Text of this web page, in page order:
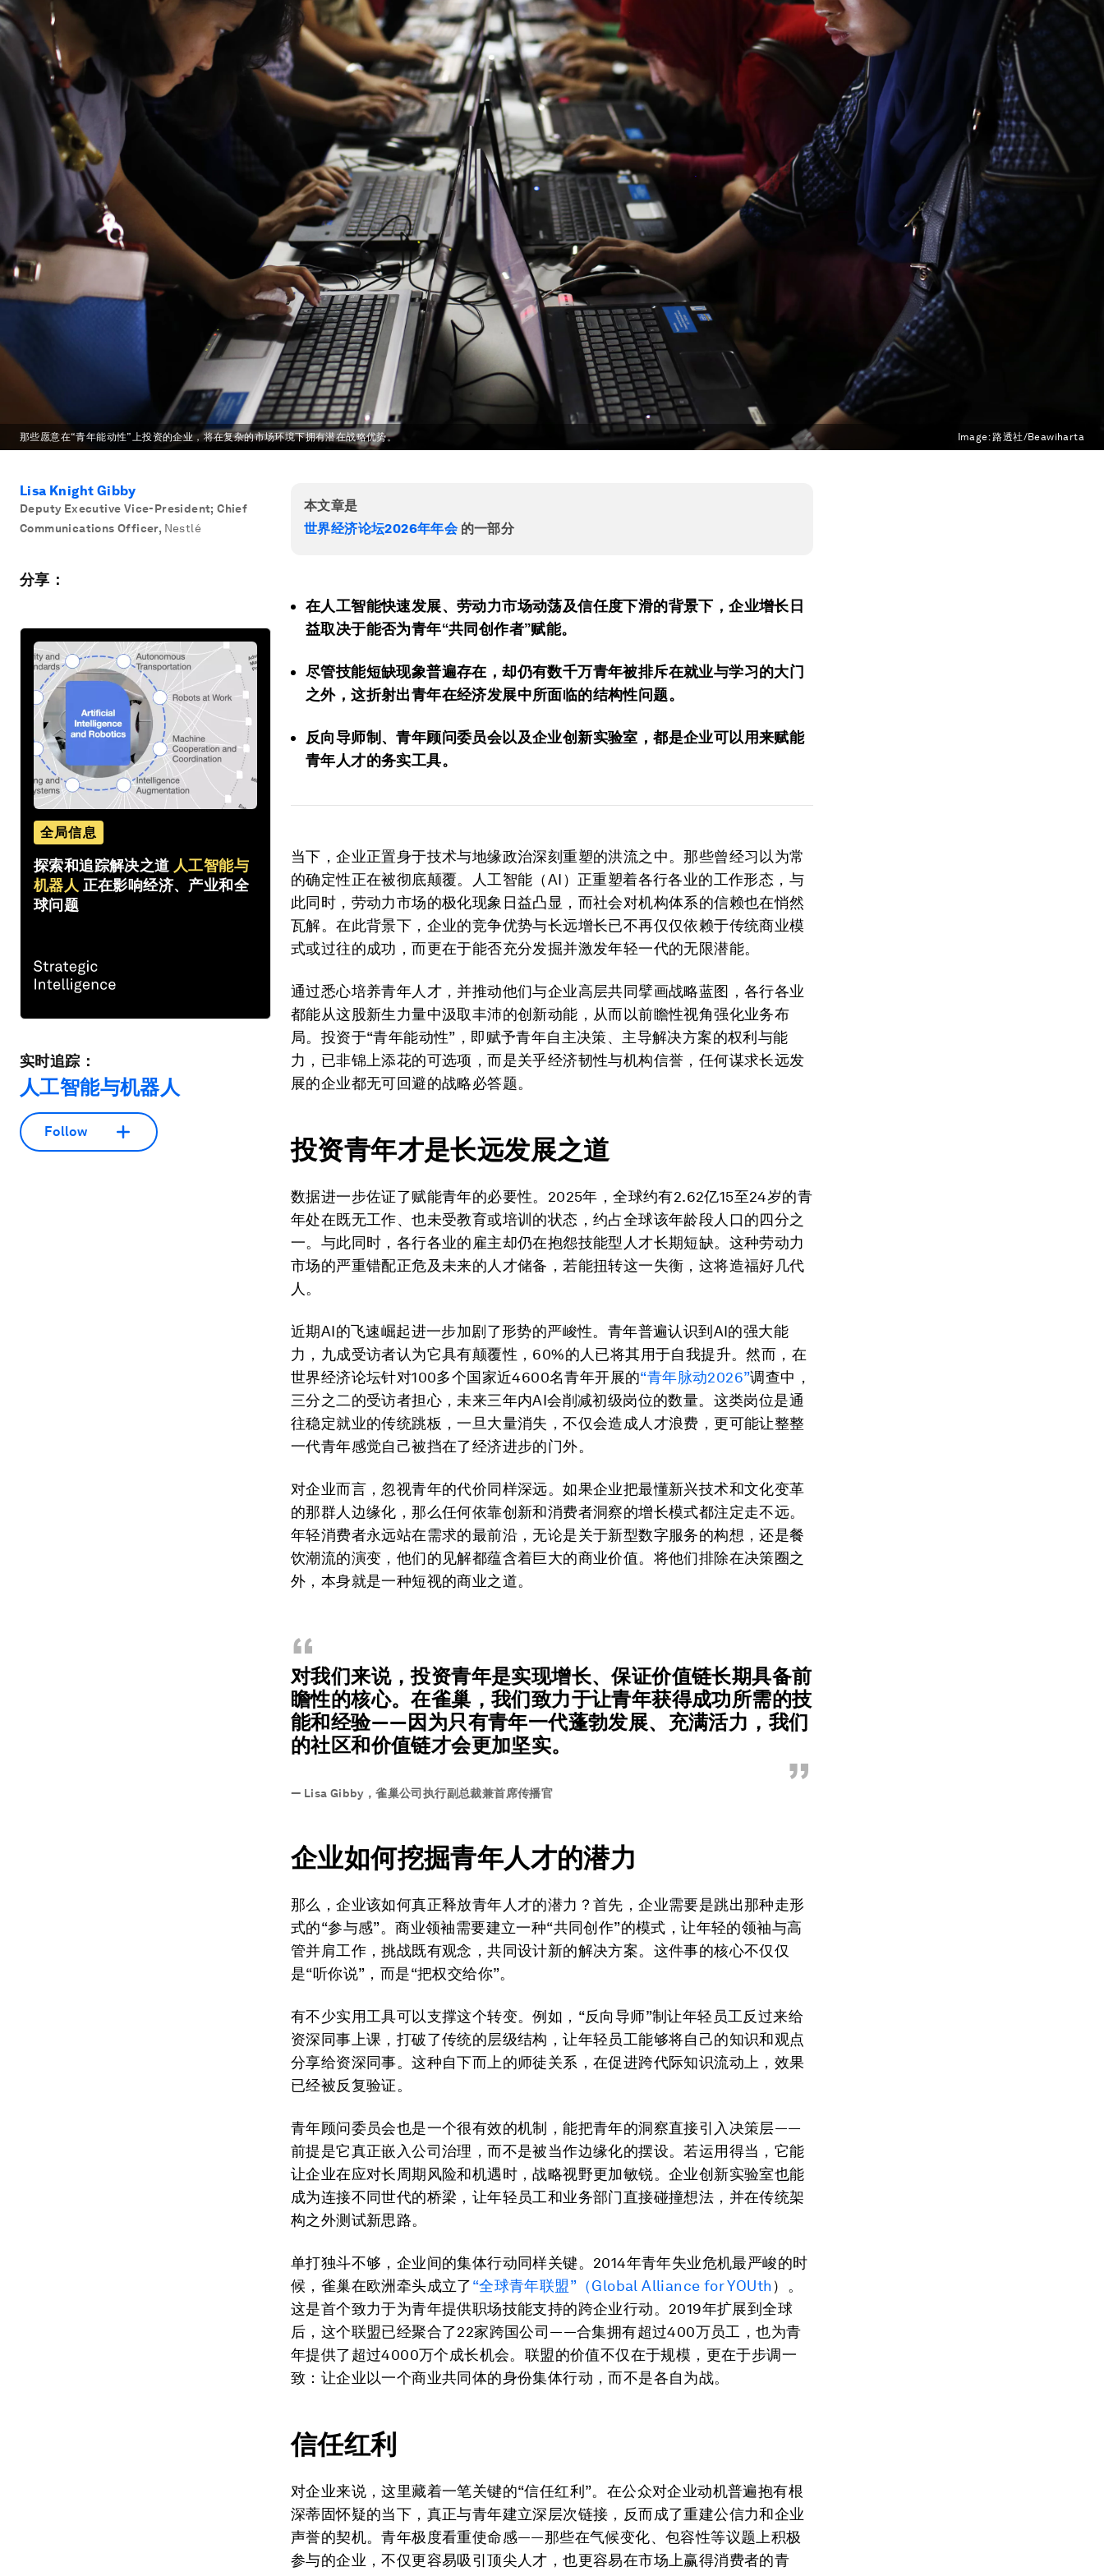
那些愿意在“青年能动性”上投资的企业，将在复杂的市场环境下拥有潜在战略优势。 Image:路透社/Beawiharta
Lisa Knight Gibby
Deputy Executive Vice-President; Chief
Communications Officer, Nestlé
分享：
全局信息
探索和追踪解决之道 人工智能与
机器人 正在影响经济、产业和全
球问题
实时追踪：
人工智能与机器人
Follow
本文章是
世界经济论坛2026年年会的一部分
在人工智能快速发展、劳动力市场动荡及信任度下滑的背景下，企业增长日
益取决于能否为青年“共同创作者”赋能。
尽管技能短缺现象普遍存在，却仍有数千万青年被排斥在就业与学习的大门
之外，这折射出青年在经济发展中所面临的结构性问题。
反向导师制、青年顾问委员会以及企业创新实验室，都是企业可以用来赋能
青年人才的务实工具。
当下，企业正置身于技术与地缘政治深刻重塑的洪流之中。那些曾经习以为常
的确定性正在被彻底颠覆。人工智能（AI）正重塑着各行各业的工作形态，与
此同时，劳动力市场的极化现象日益凸显，而社会对机构体系的信赖也在悄然
瓦解。在此背景下，企业的竞争优势与长远增长已不再仅仅依赖于传统商业模
式或过往的成功，而更在于能否充分发掘并激发年轻一代的无限潜能。
通过悉心培养青年人才，并推动他们与企业高层共同擘画战略蓝图，各行各业
都能从这股新生力量中汲取丰沛的创新动能，从而以前瞻性视角强化业务布
局。投资于“青年能动性”，即赋予青年自主决策、主导解决方案的权利与能
力，已非锦上添花的可选项，而是关乎经济韧性与机构信誉，任何谋求长远发
展的企业都无可回避的战略必答题。
投资青年才是长远发展之道
数据进一步佐证了赋能青年的必要性。2025年，全球约有2.62亿15至24岁的青
年处在既无工作、也未受教育或培训的状态，约占全球该年龄段人口的四分之
一。与此同时，各行各业的雇主却仍在抱怨技能型人才长期短缺。这种劳动力
市场的严重错配正危及未来的人才储备，若能扭转这一失衡，这将造福好几代
人。
近期AI的飞速崛起进一步加剧了形势的严峻性。青年普遍认识到AI的强大能
力，九成受访者认为它具有颠覆性，60%的人已将其用于自我提升。然而，在
世界经济论坛针对100多个国家近4600名青年开展的“青年脉动2026”调查中，
三分之二的受访者担心，未来三年内AI会削减初级岗位的数量。这类岗位是通
往稳定就业的传统跳板，一旦大量消失，不仅会造成人才浪费，更可能让整整
一代青年感觉自己被挡在了经济进步的门外。
对企业而言，忽视青年的代价同样深远。如果企业把最懂新兴技术和文化变革
的那群人边缘化，那么任何依靠创新和消费者洞察的增长模式都注定走不远。
年轻消费者永远站在需求的最前沿，无论是关于新型数字服务的构想，还是餐
饮潮流的演变，他们的见解都蕴含着巨大的商业价值。将他们排除在决策圈之
外，本身就是一种短视的商业之道。
“
对我们来说，投资青年是实现增长、保证价值链长期具备前
瞻性的核心。在雀巢，我们致力于让青年获得成功所需的技
能和经验——因为只有青年一代蓬勃发展、充满活力，我们
的社区和价值链才会更加坚实。
”
— Lisa Gibby，雀巢公司执行副总裁兼首席传播官
企业如何挖掘青年人才的潜力
那么，企业该如何真正释放青年人才的潜力？首先，企业需要是跳出那种走形
式的“参与感”。商业领袖需要建立一种“共同创作”的模式，让年轻的领袖与高
管并肩工作，挑战既有观念，共同设计新的解决方案。这件事的核心不仅仅
是“听你说”，而是“把权交给你”。
有不少实用工具可以支撑这个转变。例如，“反向导师”制让年轻员工反过来给
资深同事上课，打破了传统的层级结构，让年轻员工能够将自己的知识和观点
分享给资深同事。这种自下而上的师徒关系，在促进跨代际知识流动上，效果
已经被反复验证。
青年顾问委员会也是一个很有效的机制，能把青年的洞察直接引入决策层——
前提是它真正嵌入公司治理，而不是被当作边缘化的摆设。若运用得当，它能
让企业在应对长周期风险和机遇时，战略视野更加敏锐。企业创新实验室也能
成为连接不同世代的桥梁，让年轻员工和业务部门直接碰撞想法，并在传统架
构之外测试新思路。
单打独斗不够，企业间的集体行动同样关键。2014年青年失业危机最严峻的时
候，雀巢在欧洲牵头成立了“全球青年联盟”（Global Alliance for YOUth ）。
这是首个致力于为青年提供职场技能支持的跨企业行动。2019年扩展到全球
后，这个联盟已经聚合了22家跨国公司——合集拥有超过400万员工，也为青
年提供了超过4000万个成长机会。联盟的价值不仅在于规模，更在于步调一
致：让企业以一个商业共同体的身份集体行动，而不是各自为战。
信任红利
对企业来说，这里藏着一笔关键的“信任红利”。在公众对企业动机普遍抱有根
深蒂固怀疑的当下，真正与青年建立深层次链接，反而成了重建公信力和企业
声誉的契机。青年极度看重使命感——那些在气候变化、包容性等议题上积极
参与的企业，不仅更容易吸引顶尖人才，也更容易在市场上赢得消费者的青